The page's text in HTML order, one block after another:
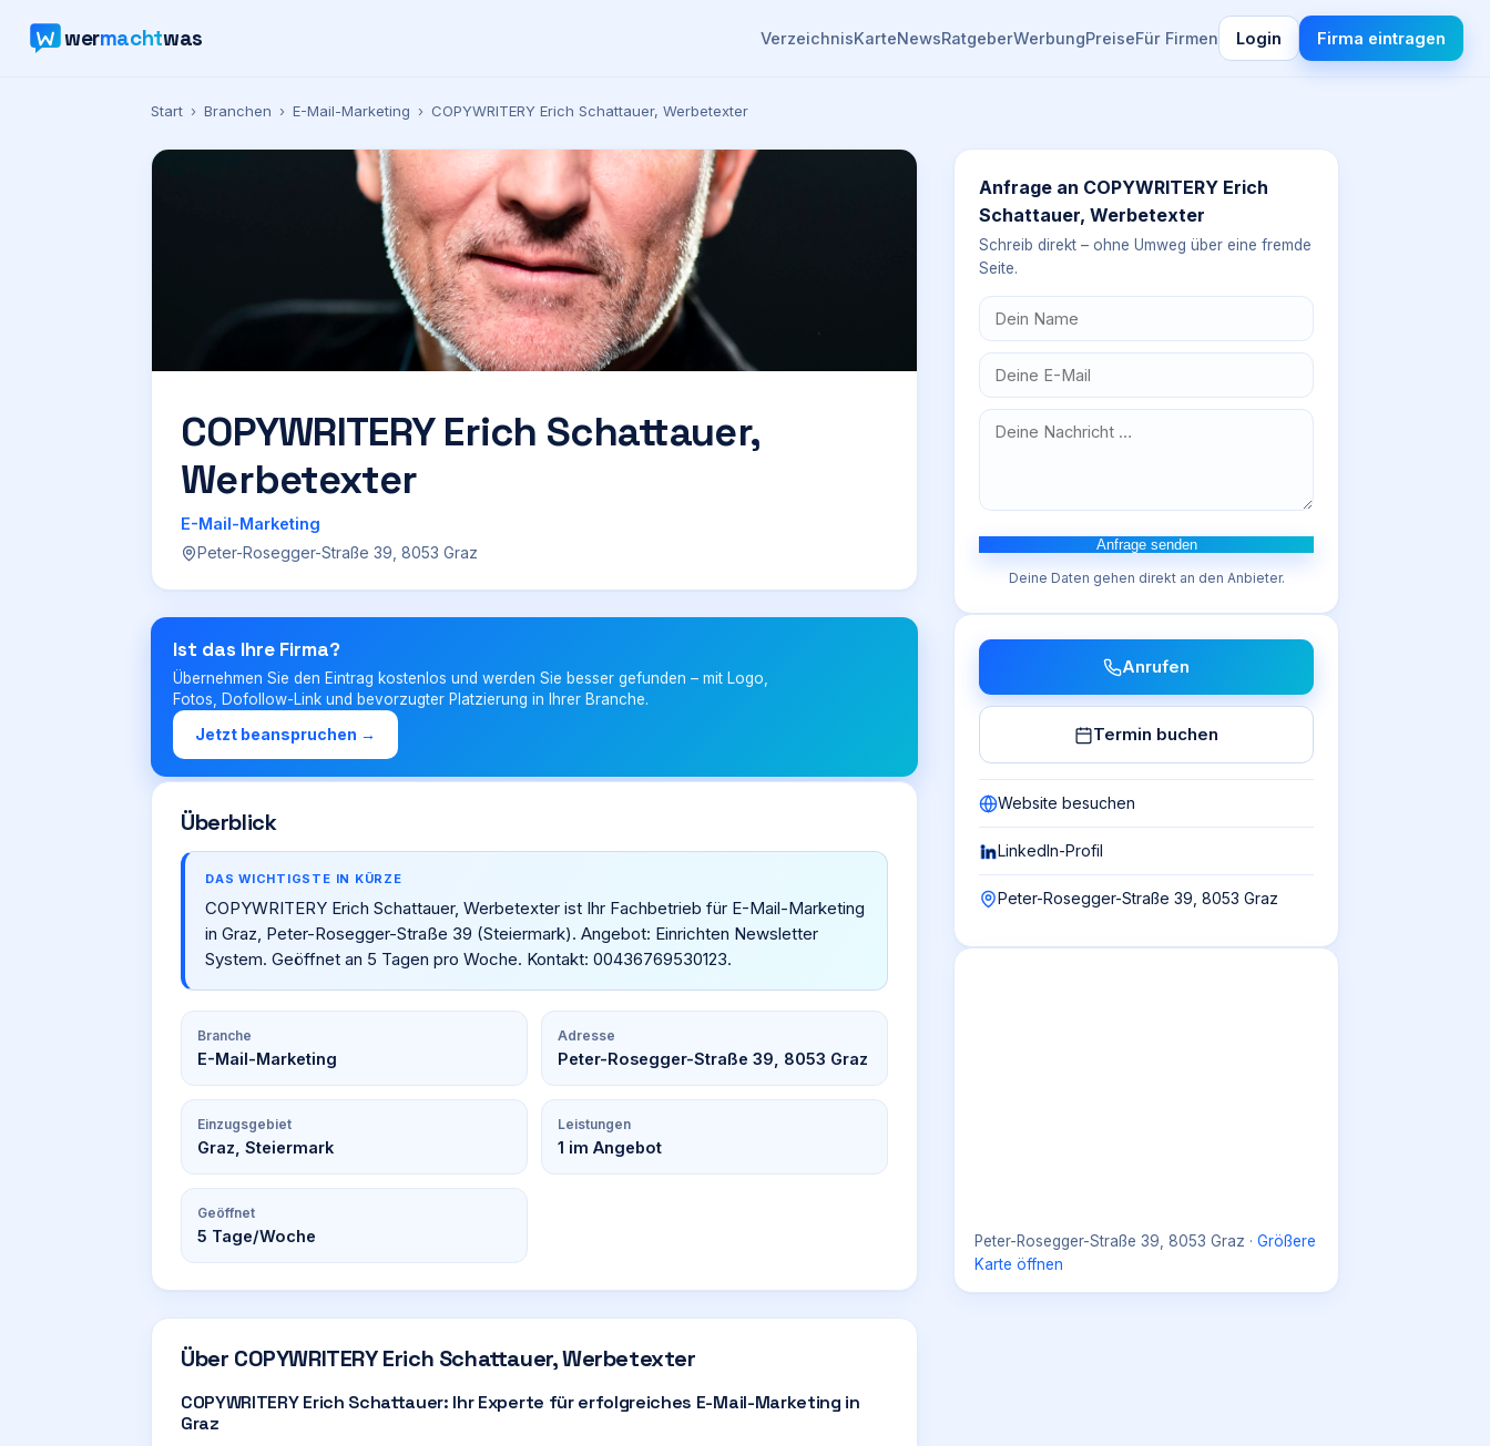
wermachtwas VerzeichnisKarteNewsRatgeberWerbungPreiseFür Firmen Login Firma eintragen
Start › Branchen › E-Mail-Marketing › COPYWRITERY Erich Schattauer, Werbetexter
COPYWRITERY Erich Schattauer,
Werbetexter
E-Mail-Marketing
Peter-Rosegger-Straße 39, 8053 Graz
Ist das Ihre Firma?
Übernehmen Sie den Eintrag kostenlos und werden Sie besser gefunden – mit Logo,
Fotos, Dofollow-Link und bevorzugter Platzierung in Ihrer Branche.
Jetzt beanspruchen →
Überblick
DAS WICHTIGSTE IN KÜRZE
COPYWRITERY Erich Schattauer, Werbetexter ist Ihr Fachbetrieb für E-Mail-Marketing
in Graz, Peter-Rosegger-Straße 39 (Steiermark). Angebot: Einrichten Newsletter
System. Geöffnet an 5 Tagen pro Woche. Kontakt: 00436769530123.
Branche
E-Mail-Marketing
Adresse
Peter-Rosegger-Straße 39, 8053 Graz
Einzugsgebiet
Graz, Steiermark
Leistungen
1 im Angebot
Geöffnet
5 Tage/Woche
Über COPYWRITERY Erich Schattauer, Werbetexter
COPYWRITERY Erich Schattauer: Ihr Experte für erfolgreiches E-Mail-Marketing in
Graz
Anfrage an COPYWRITERY Erich
Schattauer, Werbetexter
Schreib direkt – ohne Umweg über eine fremde
Seite.
Anfrage senden
Deine Daten gehen direkt an den Anbieter.
Anrufen
Termin buchen
Website besuchen
LinkedIn-Profil
Peter-Rosegger-Straße 39, 8053 Graz
Peter-Rosegger-Straße 39, 8053 Graz · Größere
Karte öffnen